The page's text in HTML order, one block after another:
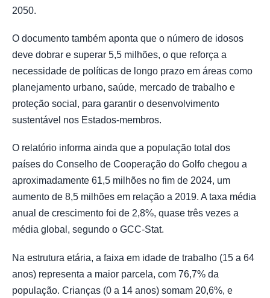
2050.
O documento também aponta que o número de idosos
deve dobrar e superar 5,5 milhões, o que reforça a
necessidade de políticas de longo prazo em áreas como
planejamento urbano, saúde, mercado de trabalho e
proteção social, para garantir o desenvolvimento
sustentável nos Estados-membros.
O relatório informa ainda que a população total dos
países do Conselho de Cooperação do Golfo chegou a
aproximadamente 61,5 milhões no fim de 2024, um
aumento de 8,5 milhões em relação a 2019. A taxa média
anual de crescimento foi de 2,8%, quase três vezes a
média global, segundo o GCC-Stat.
Na estrutura etária, a faixa em idade de trabalho (15 a 64
anos) representa a maior parcela, com 76,7% da
população. Crianças (0 a 14 anos) somam 20,6%, e